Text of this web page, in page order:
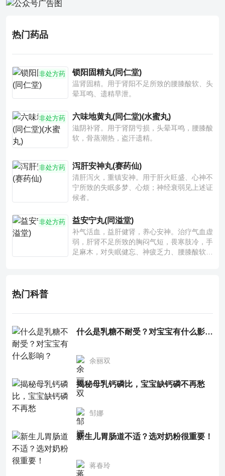
热门药品
非处方药 锁阳固精丸(同仁堂)
温肾固精。用于肾阳不足所致的腰膝酸软、头
晕耳鸣、遗精早泄。
非处方药 六味地黄丸(同仁堂)(水蜜丸)
滋阴补肾。用于肾阴亏损，头晕耳鸣，腰膝酸
软，骨蒸潮热，盗汗遗精。
非处方药 泻肝安神丸(赛药仙)
清肝泻火，重镇安神。用于肝火旺盛、心神不
宁所致的失眠多梦、心烦；神经衰弱见上述证
候者。
非处方药 益安宁丸(同溢堂)
补气活血，益肝健肾，养心安神。治疗气血虚
弱，肝肾不足所致的胸闷气短，畏寒肢冷，手
足麻木，对失眠健忘、神疲乏力、腰膝酸软也
热门科普
什么是乳糖不耐受？对宝宝有什么影响？
余丽双
揭秘母乳钙磷比，宝宝缺钙磷不再愁
邹娜
新生儿胃肠道不适？选对奶粉很重要！
蒋春玲